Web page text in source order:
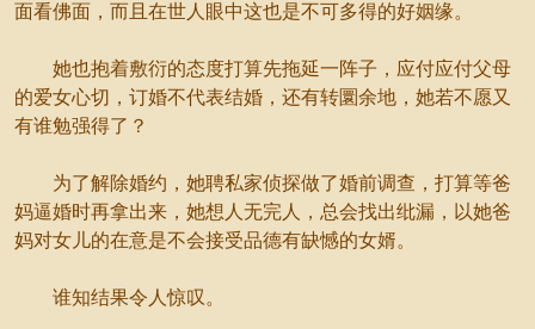
面看佛面，而且在世人眼中这也是不可多得的好姻缘。
她也抱着敷衍的态度打算先拖延一阵子，应付应付父母
的爱女心切，订婚不代表结婚，还有转圜余地，她若不愿又
有谁勉强得了？
为了解除婚约，她聘私家侦探做了婚前调查，打算等爸
妈逼婚时再拿出来，她想人无完人，总会找出纰漏，以她爸
妈对女儿的在意是不会接受品德有缺憾的女婿。
谁知结果令人惊叹。